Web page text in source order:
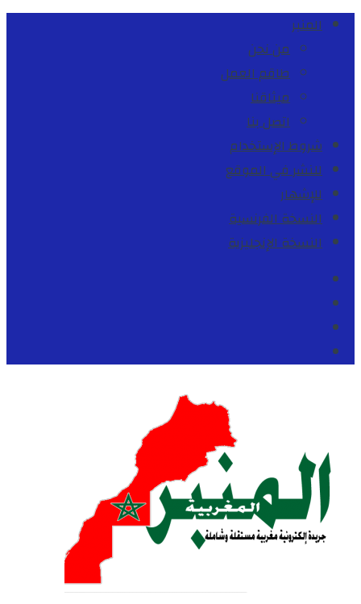
المنبر
من نحن
طاقم العمل
ميثاقنا
اتصل بنا
شروط الإستخدام
للنشر في الموقع
للإشهار
النسخة الفرنسية
النسخة الإنجليزية